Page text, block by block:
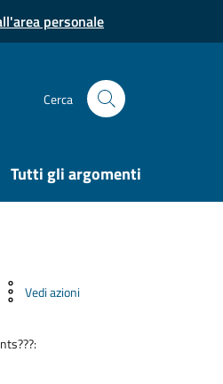
personale
Cerca
Tutti gli argomenti
Vedi azioni